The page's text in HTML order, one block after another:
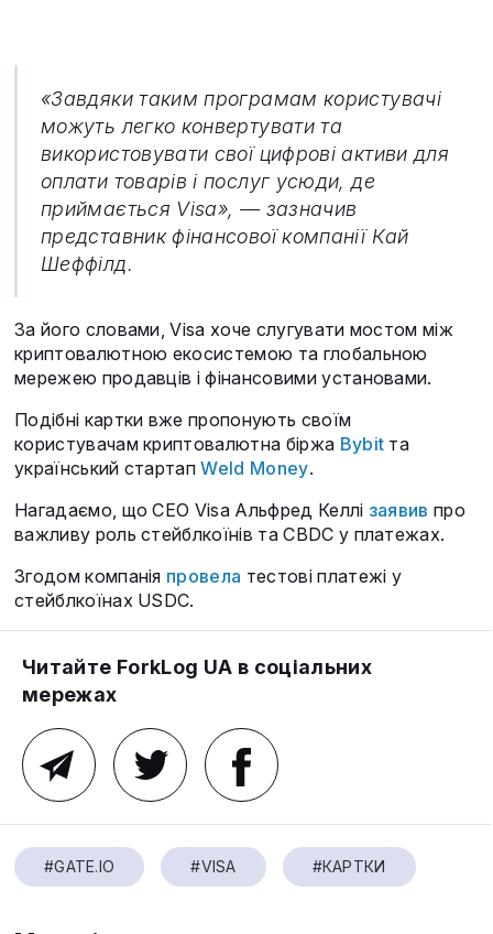
«Завдяки таким програмам користувачі
можуть легко конвертувати та
використовувати свої цифрові активи для
оплати товарів і послуг усюди, де
приймається Visa», — зазначив
представник фінансової компанії Кай
Шеффілд.
За його словами, Visa хоче слугувати мостом між
криптовалютною екосистемою та глобальною
мережею продавців і фінансовими установами.
Подібні картки вже пропонують своїм
користувачам криптовалютна біржа Bybit та
український стартапWeld Money.
Нагадаємо, що CEO Visa Альфред Келлі заявив про
важливу роль стейблкоїнів та CBDC у платежах.
Згодом компанія провела тестові платежі у
стейблкоїнах USDC.
Читайте ForkLog UA в соціальних
мережах
#GATE.IO #VISA #КАРТКИ